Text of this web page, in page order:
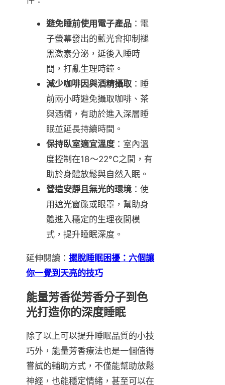
避免睡前使用電子產品：電
子螢幕發出的藍光會抑制褪
黑激素分泌，延後入睡時
間，打亂生理時鐘。
減少咖啡因與酒精攝取：睡
前兩小時避免攝取咖啡、茶
與酒精，有助於進入深層睡
眠並延長持續時間。
保持臥室適宜溫度：室內溫
度控制在18～22°C之間，有
助於身體放鬆與自然入眠。
營造安靜且無光的環境：使
用遮光窗簾或眼罩，幫助身
體進入穩定的生理夜間模
式，提升睡眠深度。
延伸閱讀： 擺脫睡眠困擾：六個讓
你一覺到天亮的技巧
能量芳香從芳香分子到色
光打造你的深度睡眠
除了以上可以提升睡眠品質的小技
巧外，能量芳香療法也是一個值得
嘗試的輔助方式，不僅能幫助放鬆
神經，也能穩定情緒，甚至可以在